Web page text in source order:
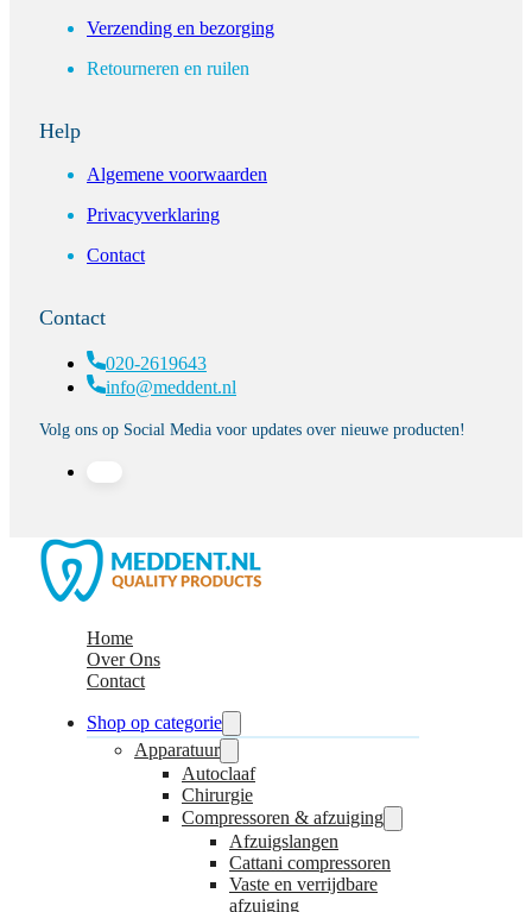
Verzending en bezorging
Retourneren en ruilen
Help
Algemene voorwaarden
Privacyverklaring
Contact
Contact
020-2619643
info@meddent.nl
Volg ons op Social Media voor updates over nieuwe producten!
Home
Over Ons
Contact
Shop op categorie
Apparatuur
Autoclaaf
Chirurgie
Compressoren & afzuiging
Afzuigslangen
Cattani compressoren
Vaste en verrijdbare
afzuiging